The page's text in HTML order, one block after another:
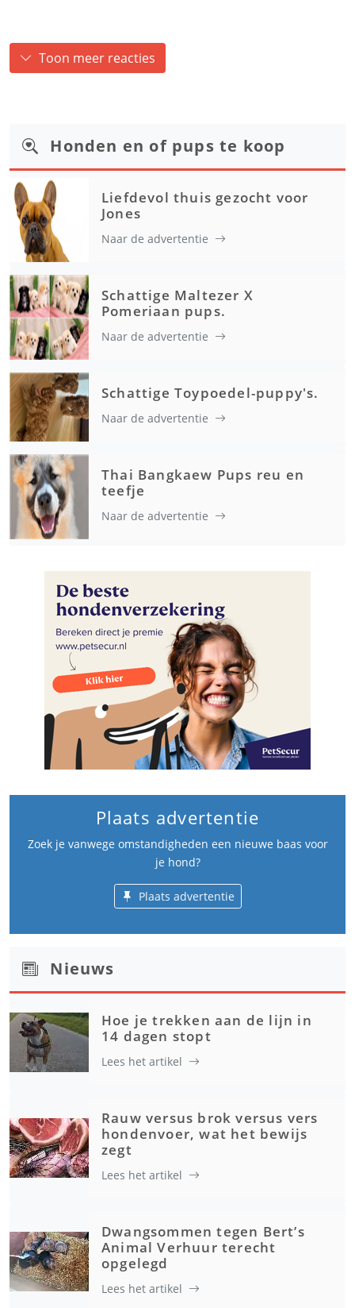
Toon meer reacties
Honden en of pups te koop
Liefdevol thuis gezocht voor
Jones
Naar de advertentie
Schattige Maltezer X
Pomeriaan pups.
Naar de advertentie
Schattige Toypoedel-puppy's.
Naar de advertentie
Thai Bangkaew Pups reu en
teefje
Naar de advertentie
Plaats advertentie
Zoek je vanwege omstandigheden een nieuwe baas voor
je hond?
Plaats advertentie
Nieuws
Hoe je trekken aan de lijn in
14 dagen stopt
Lees het artikel
Rauw versus brok versus vers
hondenvoer, wat het bewijs
zegt
Lees het artikel
Dwangsommen tegen Bert’s
Animal Verhuur terecht
opgelegd
Lees het artikel